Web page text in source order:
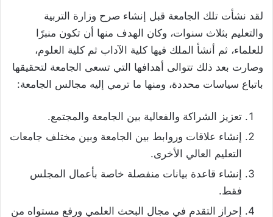
لقد نشأت تلك الجامعة قبل إنشاء صرح وزارة التربية
والتعليم بثلاث سنوات، وكان الهدف منها أن تكون منبرًا
للعلماء، ثم أنشأ الملك فيها كلية الآداب ثم كلية العلوم،
وصارت بعد ذلك تتوالى أهدافها التي تسعى الجامعة لتحقيقها
باتباع سياسات محددة، ومنها ما ترمي إليه مجالس الجامعة:
تعزيز الشراكة والفعالية بين الجامعة والمجتمع.
إنشاء علاقات وروابط بين الجامعة وبين مختلف جامعات
التعليم العالي الأخرى.
إنشاء قاعدة بيانات منفصلة خاصة بأعمال المجلس
فقط.
إحراز التقدم في مجال البحث العلمي ورفع مستواه من